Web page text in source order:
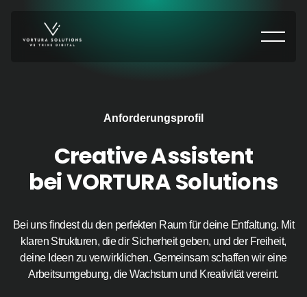
content
Creative
Assistent
Anforderungsprofil
Creative Assistent
bei VORTURA Solutions
Bei uns findest du den perfekten Raum für deine Entfaltung. Mit
klaren Strukturen, die dir Sicherheit geben, und der Freiheit,
deine Ideen zu verwirklichen. Gemeinsam schaffen wir eine
Arbeitsumgebung, die Wachstum und Kreativität vereint.